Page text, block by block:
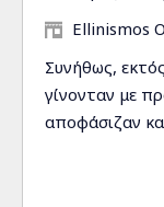
Ellinismos
Συνήθως,
γίνονταν με
αποφάσιζαν